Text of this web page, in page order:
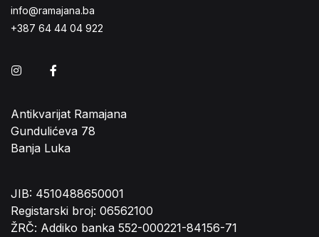
info@ramajana.ba
+387 64 44 04 922
Instagram
Antikvarijat Ramajana
Gundulićeva 78
Banja Luka
JIB: 4510488650001
Registarski broj: 06562100
ŽRČ: Addiko banka 552-000221-84156-71